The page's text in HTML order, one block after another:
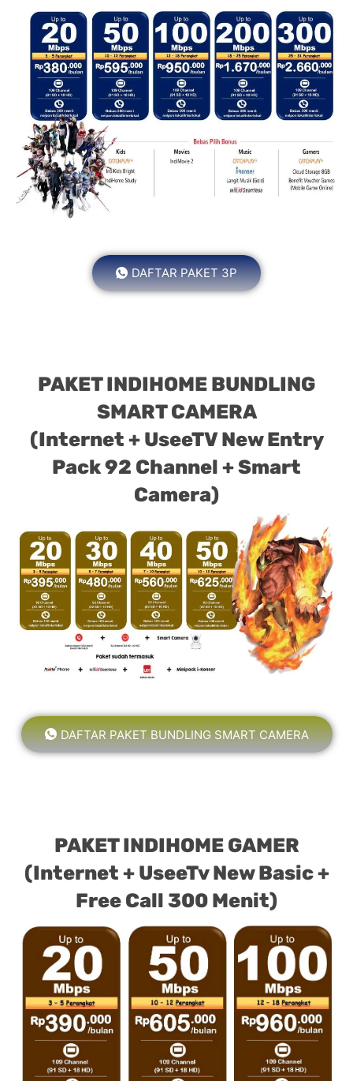
DAFTAR PAKET 3P
PAKET INDIHOME BUNDLING
SMART CAMERA
(Internet + UseeTV New Entry
Pack 92 Channel + Smart
Camera)
DAFTAR PAKET BUNDLING SMART CAMERA
PAKET INDIHOME GAMER
(Internet + UseeTv New Basic +
Free Call 300 Menit)